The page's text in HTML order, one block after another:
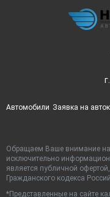
Автомобили Заявка на
Обращаем Ваше внимание на
исключительно
является публичной
Гражданского кодекса
*Представленные на сайте